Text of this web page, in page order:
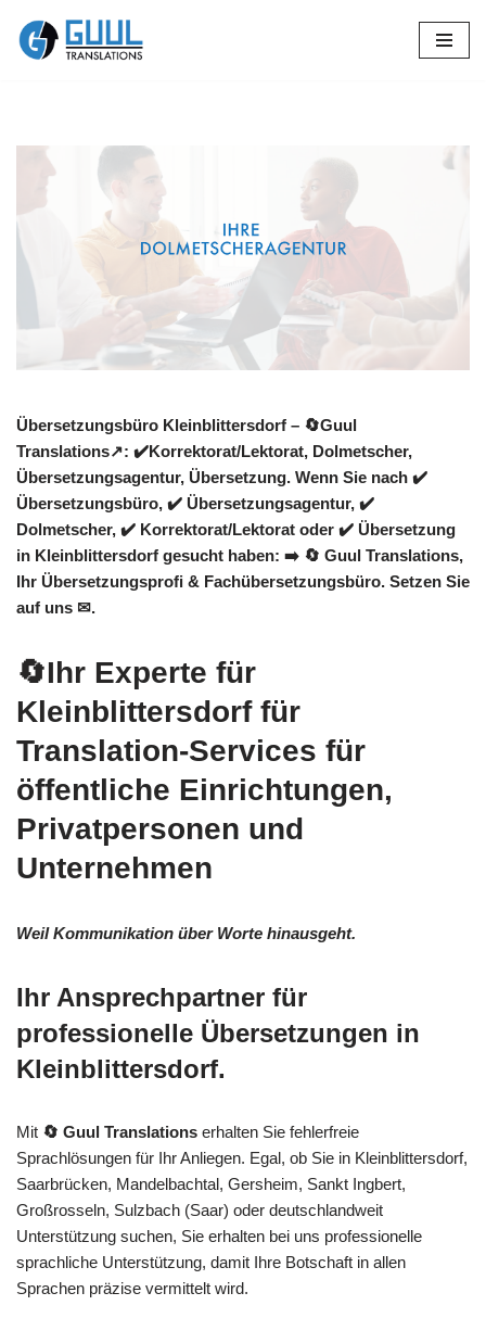
Zum
Übersetzungsbüro Kleinblittersdorf – 🔄Guul
Translations↗️: ✔️Korrektorat/Lektorat, Dolmetscher,
Übersetzungsagentur, Übersetzung. Wenn Sie nach ✔️
Übersetzungsbüro, ✔️ Übersetzungsagentur, ✔️
Dolmetscher, ✔️ Korrektorat/Lektorat oder ✔️ Übersetzung
in Kleinblittersdorf gesucht haben: ➡️ 🔄 Guul Translations,
Ihr Übersetzungsprofi & Fachübersetzungsbüro. Setzen Sie
auf uns ✉.
🔄Ihr Experte für
Kleinblittersdorf für
Translation-Services für
öffentliche Einrichtungen,
Privatpersonen und
Unternehmen
Weil Kommunikation über Worte hinausgeht.
Ihr Ansprechpartner für
professionelle Übersetzungen in
Kleinblittersdorf.
Mit 🔄 Guul Translations erhalten Sie fehlerfreie
Sprachlösungen für Ihr Anliegen. Egal, ob Sie in Kleinblittersdorf,
Saarbrücken, Mandelbachtal, Gersheim, Sankt Ingbert,
Großrosseln, Sulzbach (Saar) oder deutschlandweit
Unterstützung suchen, Sie erhalten bei uns professionelle
sprachliche Unterstützung, damit Ihre Botschaft in allen
Sprachen präzise vermittelt wird.